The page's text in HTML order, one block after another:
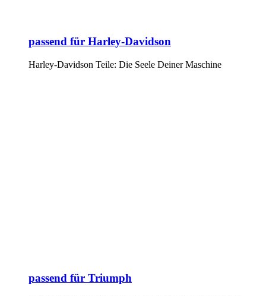
passend für Harley-Davidson
Harley-Davidson Teile: Die Seele Deiner Maschine
passend für Triumph